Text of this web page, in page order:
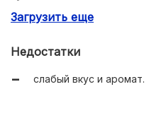
подходит для
Загрузить еще
Недостатки
слабый вкус и аромат.